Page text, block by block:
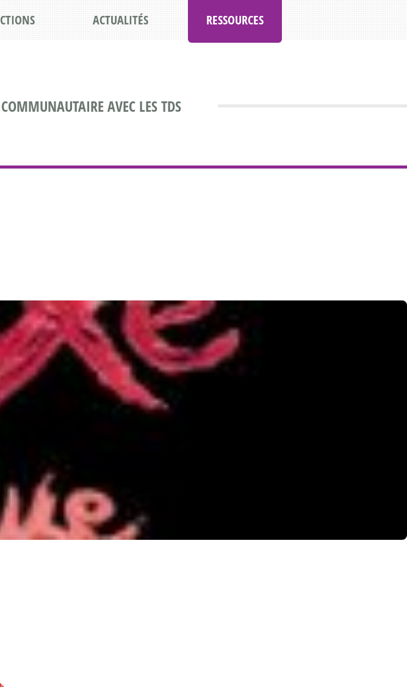
AVEC LES TDS
ACTUALITÉS RESSOURCES